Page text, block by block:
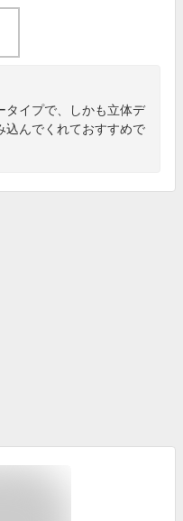
タイプで、しかも立体デ
込んでくれておすすめで